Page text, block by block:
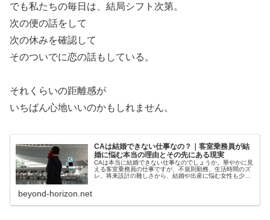
でも私たちの毎日は、結局シフト次第。
次の便の話をして
次の休みを確認して
そのついでに恋の話もしている。
それくらいの距離感が
いちばん心地いいのかもしれません。
CAは結婚できない仕事なの？｜客室乗務員が結
婚に悩む本当の理由とその先にある現実
CAは本当に結婚できない仕事なのでしょうか。華やかに見
える客室乗務員の仕事ですが、不規則勤務、生活時間のズ
レ、将来設計の難しさから、結婚や出産に悩む女性も少な
beyond-horizon.net